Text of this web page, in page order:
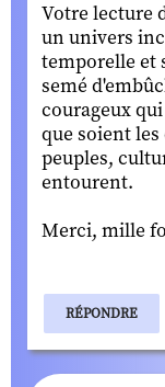
Votre lecture
un univers
temporelle et
semé
courageux
que soient
peuples,
entourent.
Merci, mille
RÉPONDRE